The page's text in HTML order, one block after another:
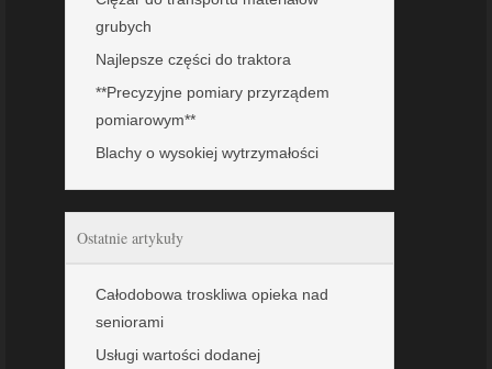
grubych
Najlepsze części do traktora
**Precyzyjne pomiary przyrządem
pomiarowym**
Blachy o wysokiej wytrzymałości
Ostatnie artykuły
Całodobowa troskliwa opieka nad
seniorami
Usługi wartości dodanej